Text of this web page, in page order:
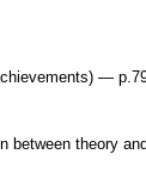
—
between theory and